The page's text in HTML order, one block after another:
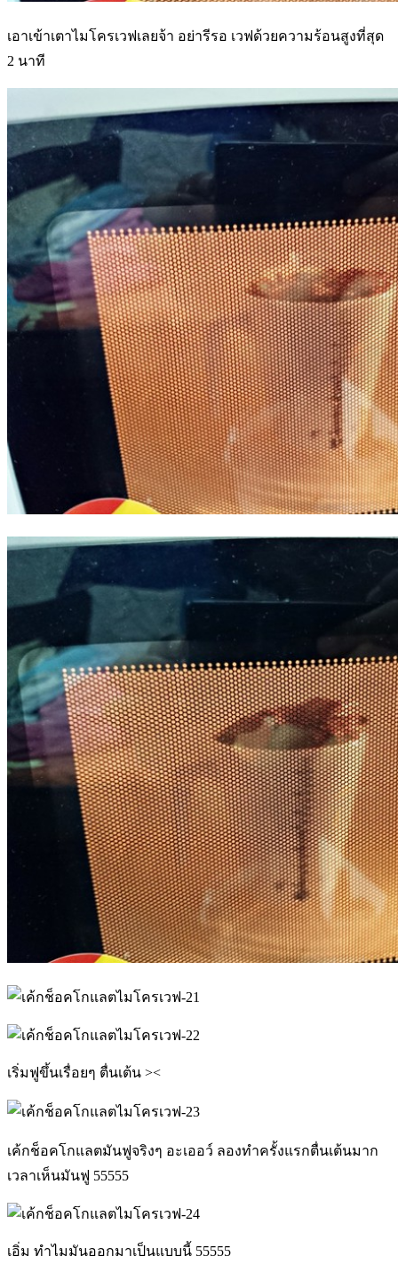
เอาเข้าเตาไมโครเวฟเลยจ้า อย่ารีรอ เวฟด้วยความร้อนสูงที่สุด
2 นาที
เริ่มฟูขึ้นเรื่อยๆ ตื่นเต้น ><
เค้กช็อคโกแลตมันฟูจริงๆ อะเออว์ ลองทำครั้งแรกตื่นเต้นมาก
เวลาเห็นมันฟู 55555
เอิ่ม ทำไมมันออกมาเป็นแบบนี้ 55555